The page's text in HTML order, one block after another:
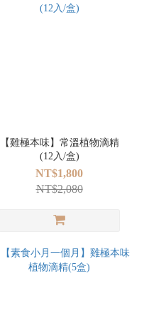
【雞極本味】常溫植物滴精
(12入/盒)
NT$1,800
NT$2,080